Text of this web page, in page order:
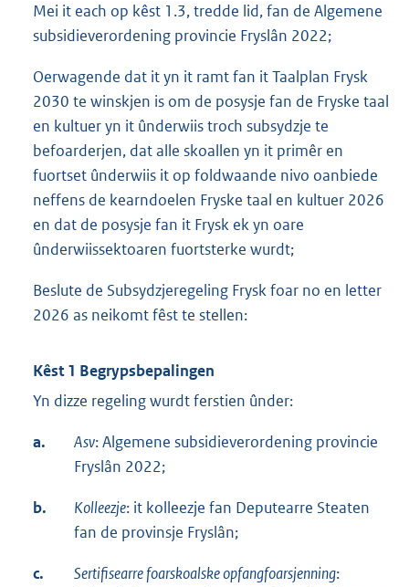
Mei it each op kêst 1.3, tredde lid, fan de Algemene
subsidieverordening provincie Fryslân 2022;
Oerwagende dat it yn it ramt fan it Taalplan Frysk
2030 te winskjen is om de posysje fan de Fryske taal
en kultuer yn it ûnderwiis troch subsydzje te
befoarderjen, dat alle skoallen yn it primêr en
fuortset ûnderwiis it op foldwaande nivo oanbiede
neffens de kearndoelen Fryske taal en kultuer 2026
en dat de posysje fan it Frysk ek yn oare
ûnderwiissektoaren fuortsterke wurdt;
Beslute de Subsydzjeregeling Frysk foar no en letter
2026 as neikomt fêst te stellen:
Kêst 1 Begrypsbepalingen
Yn dizze regeling wurdt ferstien ûnder:
a. Asv: Algemene subsidieverordening provincie
Fryslân 2022;
b. Kolleezje: it kolleezje fan Deputearre Steaten
fan de provinsje Fryslân;
c. Sertifisearre foarskoalske opfangfoarsjenning: